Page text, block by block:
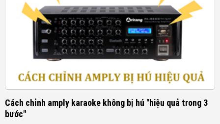
Cách chỉnh amply karaoke không bị hú "hiệu quả trong 3
bước"